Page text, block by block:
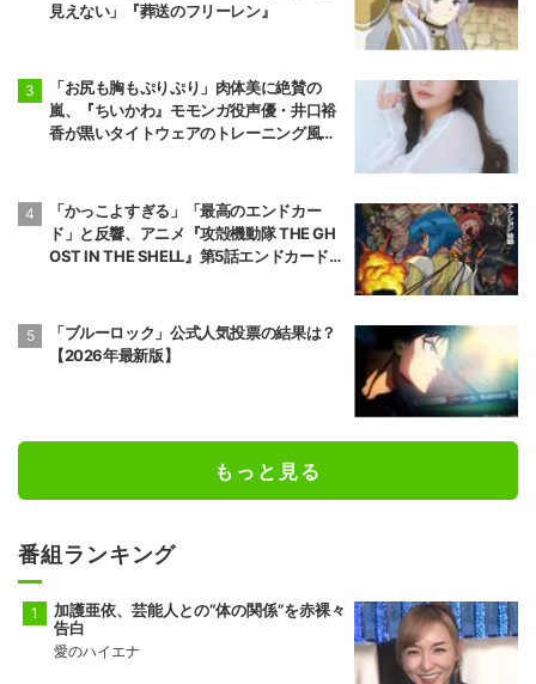
見えない」『葬送のフリーレン』
「お尻も胸もぷりぷり」肉体美に絶賛の
嵐、『ちいかわ』モモンガ役声優・井口裕
香が黒いタイトウェアのトレーニング風景
「かっこよすぎる」「最高のエンドカー
ド」と反響、アニメ『攻殻機動隊 THE GH
OST IN THE SHELL』第5話エンドカード公
「ブルーロック」公式人気投票の結果は？
【2026年最新版】
もっと見る
番組ランキング
加護亜依、芸能人との“体の関係”を赤裸々
告白
愛のハイエナ